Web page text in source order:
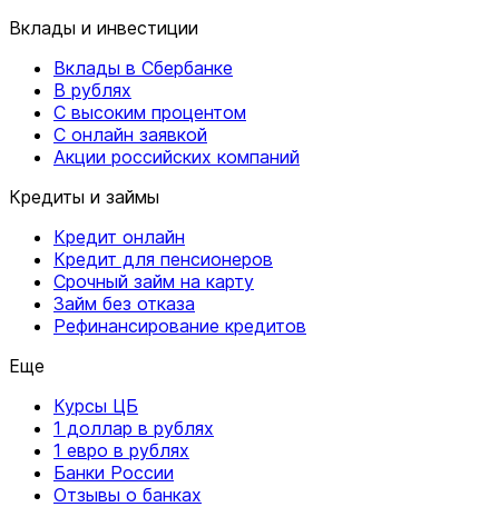
Вклады и инвестиции
Вклады в Сбербанке
В рублях
С высоким процентом
С онлайн заявкой
Акции российских компаний
Кредиты и займы
Кредит онлайн
Кредит для пенсионеров
Срочный займ на карту
Займ без отказа
Рефинансирование кредитов
Еще
Курсы ЦБ
1 доллар в рублях
1 евро в рублях
Банки России
Отзывы о банках